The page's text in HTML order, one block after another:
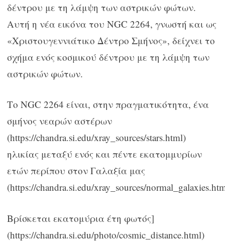
δέντρου με τη λάμψη των αστρικών φώτων.
Αυτή η νέα εικόνα του NGC 2264, γνωστή και ως
«Χριστουγεννιάτικο Δέντρο Σμήνος», δείχνει το
σχήμα ενός κοσμικού δέντρου με τη λάμψη των
αστρικών φώτων.
Το NGC 2264 είναι, στην πραγματικότητα, ένα
σμήνος νεαρών αστέρων
(https://chandra.si.edu/xray_sources/stars.html)
ηλικίας μεταξύ ενός και πέντε εκατομμυρίων
ετών περίπου στον Γαλαξία μας
(https://chandra.si.edu/xray_sources/
Βρίσκεται εκατομύρια έτη φωτός]
(https://chandra.si.edu/photo/cosmic_distance.html)